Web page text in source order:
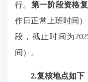
行。 第一阶段资格
作日正常上班时间
段，截止时间为
间）。
2.复核地点如下